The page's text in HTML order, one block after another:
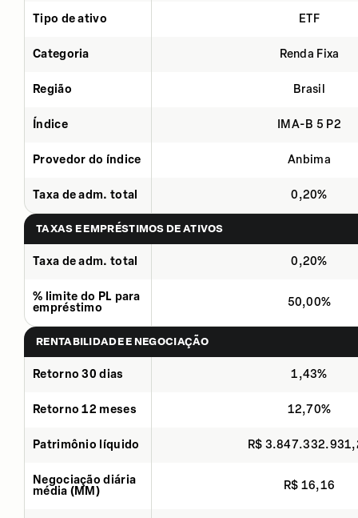
Tipo de ativo ETF
Categoria Renda Fixa
Região Brasil
Índice IMA-B 5 P2
Provedor do índice Anbima
Taxa de adm. total 0,20%
TAXAS E EMPRÉSTIMOS DE ATIVOS
Taxa de adm. total 0,20%
% limite do PL para
empréstimo
50,00%
RENTABILIDADE E NEGOCIAÇÃO
Retorno 30 dias 1,43%
Retorno 12 meses 12,70%
Patrimônio líquido R$
Negociação diária
média (MM)
R$ 16,16